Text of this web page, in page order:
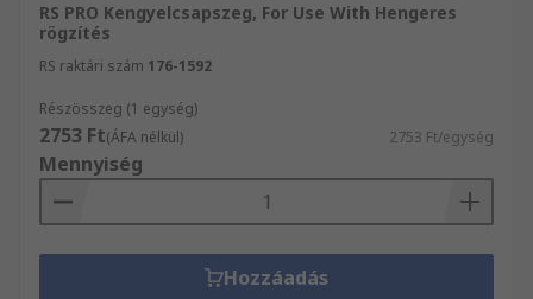
RS PRO Kengyelcsapszeg, For Use With Hengeres
rögzítés
RS raktári szám 176-1592
Részösszeg (1 egység)
2753 Ft(ÁFA nélkül) 2753 Ft/egység
Mennyiség
Hozzáadás